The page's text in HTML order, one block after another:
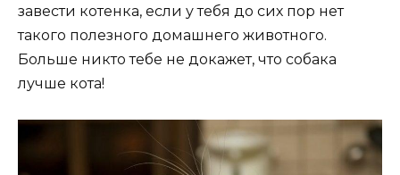
завести котенка, если у тебя до сих пор нет
такого полезного домашнего животного.
Больше никто тебе не докажет, что собака
лучше кота!